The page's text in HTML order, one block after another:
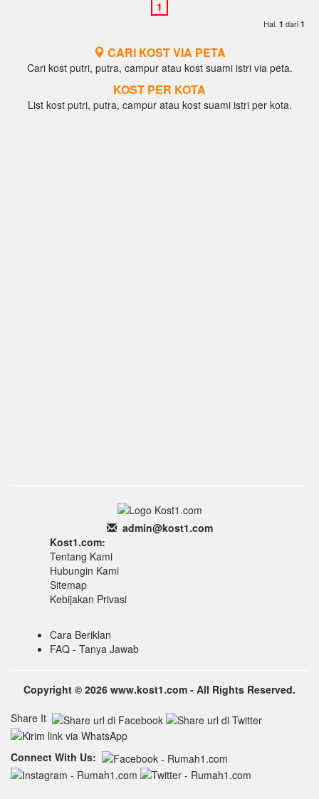
Hal. 1 dari 1
CARI KOST VIA PETA
Cari kost putri, putra, campur atau kost suami istri via peta.
KOST PER KOTA
List kost putri, putra, campur atau kost suami istri per kota.
admin@kost1.com
Kost1.com:
Tentang Kami
Hubungin Kami
Sitemap
Kebijakan Privasi
Cara Beriklan
FAQ - Tanya Jawab
Copyright © 2026 www.kost1.com - All Rights Reserved.
Share It
Connect With Us: